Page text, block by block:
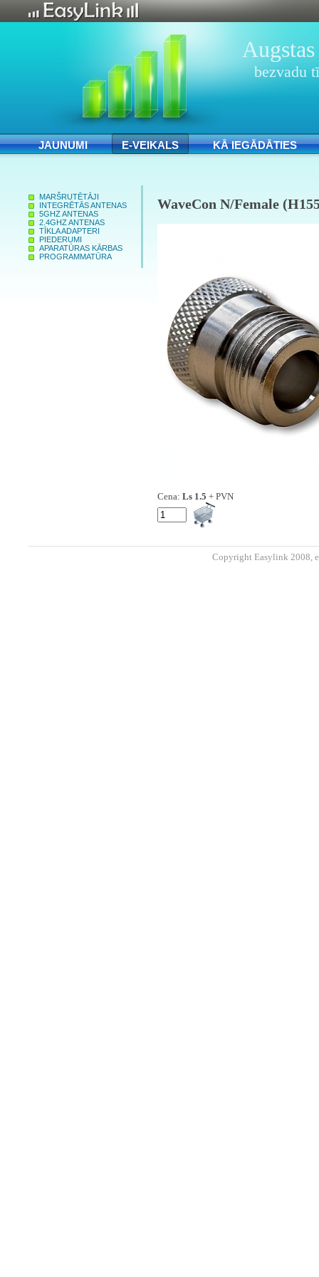
bezvadu
JAUNUMI E-VEIKALS KĀ IEGĀDĀTIES
MARŠRUTĒTĀJI
INTEGRĒTĀS ANTENAS
5GHZ ANTENAS
2.4GHZ ANTENAS
TĪKLA ADAPTERI
PIEDERUMI
APARATŪRAS KĀRBAS
PROGRAMMATŪRA
WaveCon N/Female
Cena: Ls 1.5 + PVN
Copyright Easylink 2008,